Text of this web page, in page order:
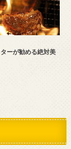
ーが勧める絶対美